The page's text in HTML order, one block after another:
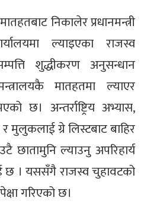
निकालेर प्रधानमन्त्री
ल्याइएका राजस्व
शुद्धीकरण अनुसन्धान
मातहतमा ल्याएर
छ। अन्तर्राष्ट्रिय अभ्यास,
र मुलुकलाई ग्रे लिस्टबाट बाहिर
छातामुनि ल्याउनु अपरिहार्य
छ । यससँगै राजस्व चुहावटको
गरिएको छ।